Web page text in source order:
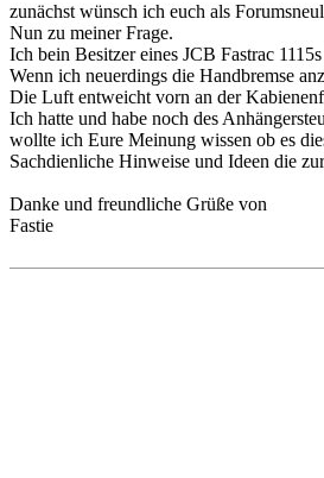
zunächst wünsch ich euch als
Nun zu meiner Frage.
Ich bein Besitzer eines JCB Fastrac
Wenn ich neuerdings die Handbremse
Die Luft entweicht vorn an der
Ich hatte und habe noch des
wollte ich Eure Meinung wissen ob es
Sachdienliche Hinweise und Ideen die
Danke und freundliche Grüße von
Fastie